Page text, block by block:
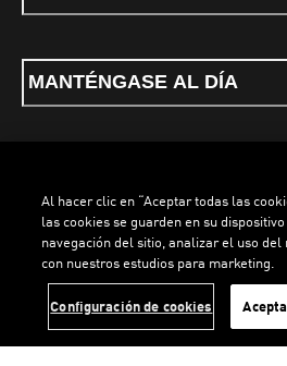
MANTÉNGASE AL DÍA
Términos y condicionesPolítica de
PUMA, 2026. Todos los derechos
Al hacer clic en “Aceptar todas las
las cookies se guarden en su
navegación del sitio, analizar el uso
con nuestros estudios para marketing.
Configuración de cookies